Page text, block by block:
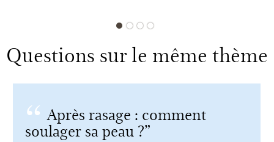
Questions sur le même thème
Après rasage : comment
soulager sa peau ?